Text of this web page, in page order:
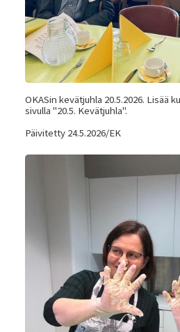
OKASin kevätjuhla 20.5.2026. Lisää
sivulla "20.5. Kevätjuhla".
Päivitetty 24.5.2026/EK